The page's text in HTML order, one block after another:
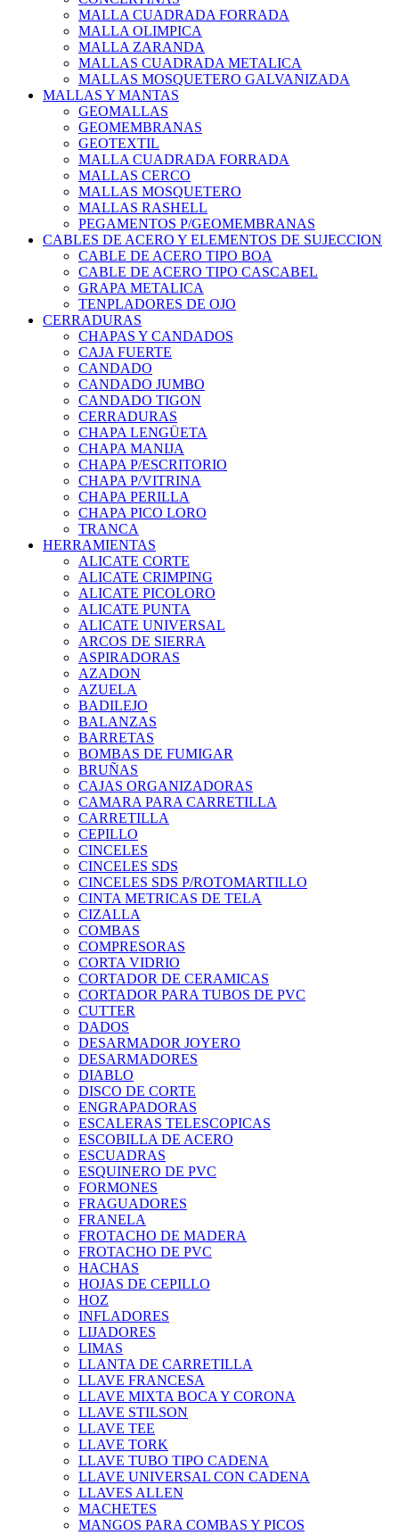
MALLA CUADRADA FORRADA
MALLA OLIMPICA
MALLA ZARANDA
MALLAS CUADRADA METALICA
MALLAS MOSQUETERO GALVANIZADA
MALLAS Y MANTAS
GEOMALLAS
GEOMEMBRANAS
GEOTEXTIL
MALLA CUADRADA FORRADA
MALLAS CERCO
MALLAS MOSQUETERO
MALLAS RASHELL
PEGAMENTOS P/GEOMEMBRANAS
CABLES DE ACERO Y ELEMENTOS DE SUJECCION
CABLE DE ACERO TIPO BOA
CABLE DE ACERO TIPO CASCABEL
GRAPA METALICA
TENPLADORES DE OJO
CERRADURAS
CHAPAS Y CANDADOS
CAJA FUERTE
CANDADO
CANDADO JUMBO
CANDADO TIGON
CERRADURAS
CHAPA LENGÜETA
CHAPA MANIJA
CHAPA P/ESCRITORIO
CHAPA P/VITRINA
CHAPA PERILLA
CHAPA PICO LORO
TRANCA
HERRAMIENTAS
ALICATE CORTE
ALICATE CRIMPING
ALICATE PICOLORO
ALICATE PUNTA
ALICATE UNIVERSAL
ARCOS DE SIERRA
ASPIRADORAS
AZADON
AZUELA
BADILEJO
BALANZAS
BARRETAS
BOMBAS DE FUMIGAR
BRUÑAS
CAJAS ORGANIZADORAS
CAMARA PARA CARRETILLA
CARRETILLA
CEPILLO
CINCELES
CINCELES SDS
CINCELES SDS P/ROTOMARTILLO
CINTA METRICAS DE TELA
CIZALLA
COMBAS
COMPRESORAS
CORTA VIDRIO
CORTADOR DE CERAMICAS
CORTADOR PARA TUBOS DE PVC
CUTTER
DADOS
DESARMADOR JOYERO
DESARMADORES
DIABLO
DISCO DE CORTE
ENGRAPADORAS
ESCALERAS TELESCOPICAS
ESCOBILLA DE ACERO
ESCUADRAS
ESQUINERO DE PVC
FORMONES
FRAGUADORES
FRANELA
FROTACHO DE MADERA
FROTACHO DE PVC
HACHAS
HOJAS DE CEPILLO
HOZ
INFLADORES
LIJADORES
LIMAS
LLANTA DE CARRETILLA
LLAVE FRANCESA
LLAVE MIXTA BOCA Y CORONA
LLAVE STILSON
LLAVE TEE
LLAVE TORK
LLAVE TUBO TIPO CADENA
LLAVE UNIVERSAL CON CADENA
LLAVES ALLEN
MACHETES
MANGOS PARA COMBAS Y PICOS